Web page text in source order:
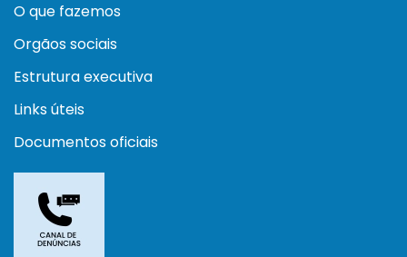
O que fazemos
Orgãos sociais
Estrutura executiva
Links úteis
Documentos oficiais